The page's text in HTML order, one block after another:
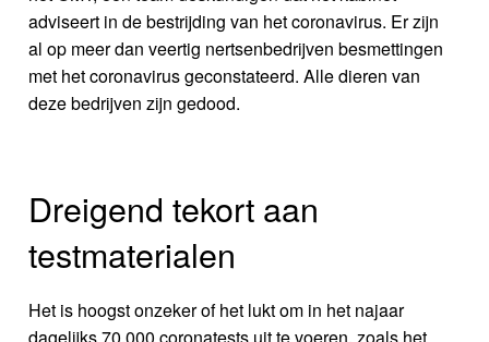
adviseert in de bestrijding van het coronavirus. Er zijn
al op meer dan veertig nertsenbedrijven besmettingen
met het coronavirus geconstateerd. Alle dieren van
deze bedrijven zijn gedood.
Dreigend tekort aan
testmaterialen
Het is hoogst onzeker of het lukt om in het najaar